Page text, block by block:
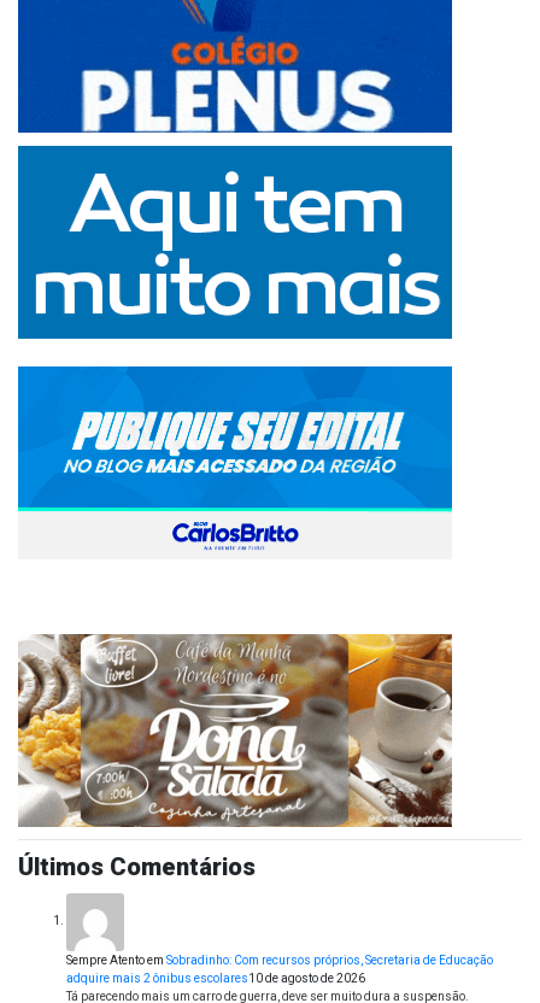
Últimos Comentários
Sempre Atentoem Sobradinho: Com recursos próprios, Secretaria de Educação
adquire mais 2 ônibus escolares10 de agosto de 2026
Tá parecendo mais um carro de guerra, deve ser muito dura a suspensão.